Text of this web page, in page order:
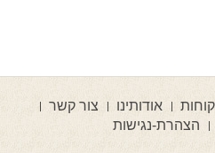
אודותינו
צור קשר
הצהרת-נגישות